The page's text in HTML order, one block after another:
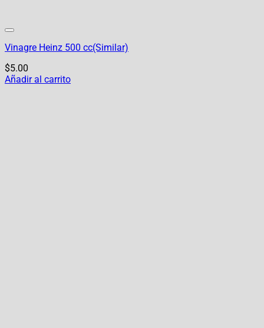
Vinagre Heinz 500 cc(Similar)
$5.00
Añadir al carrito